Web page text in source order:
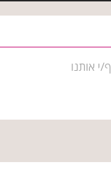
י אותנו